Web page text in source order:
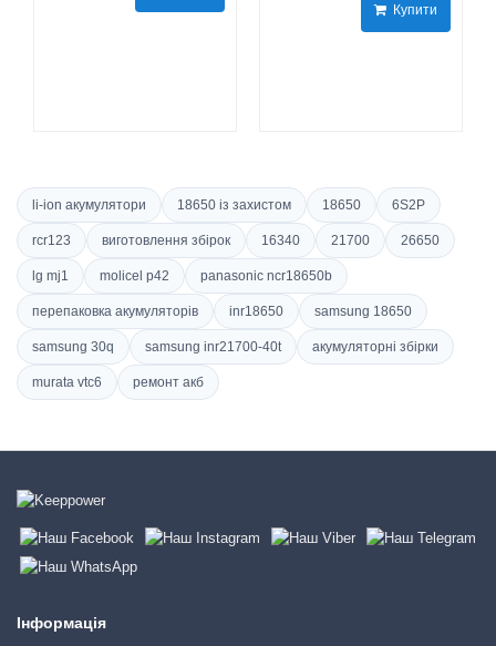
Купити
li-ion акумулятори 18650 із захистом 18650 6S2P
rcr123 виготовлення збірок 16340 21700 26650
lg mj1 molicel p42 panasonic ncr18650b
перепаковка акумуляторів inr18650 samsung 18650
samsung 30q samsung inr21700-40t акумуляторні збірки
murata vtc6 ремонт акб
Інформація